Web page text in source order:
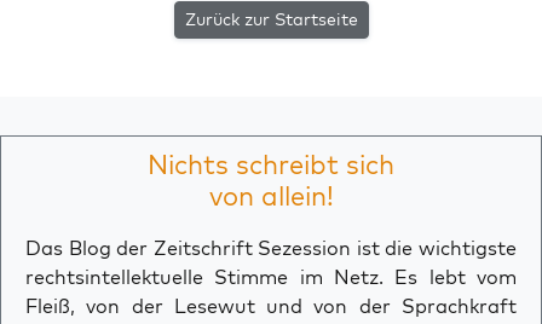
Zurück zur Startseite
Nichts schreibt sich
von allein!
Das Blog der Zeitschrift Sezession ist die wichtigste
rechtsintellektuelle Stimme im Netz. Es lebt vom
Fleiß, von der Lesewut und von der Sprachkraft